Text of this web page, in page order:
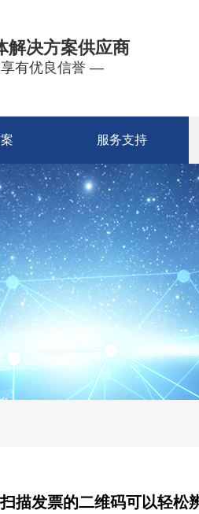
解决方案供应商
有优良信誉 —
服务支持
扫描发票的二维码可以轻松